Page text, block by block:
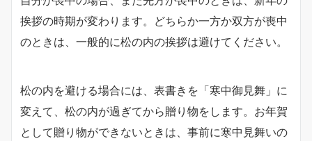
挨拶の時期が変わります。どちらか一方か双方が喪中
のときは、一般的に松の内の挨拶は避けてください。
松の内を避ける場合には、表書きを「寒中御見舞」に
変えて、松の内が過ぎてから贈り物をします。お年賀
として贈り物ができないときは、事前に寒中見舞いの